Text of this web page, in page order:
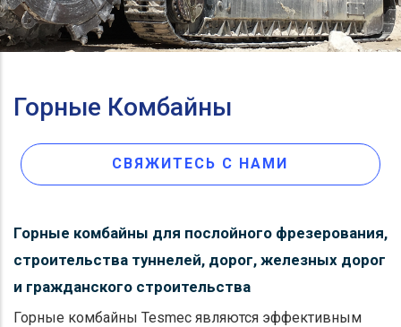
Горные Комбайны
СВЯЖИТЕСЬ С НАМИ
Горные комбайны для послойного фрезерования,
строительства туннелей, дорог, железных дорог
и гражданского строительства
Горные комбайны Tesmec являются эффективным